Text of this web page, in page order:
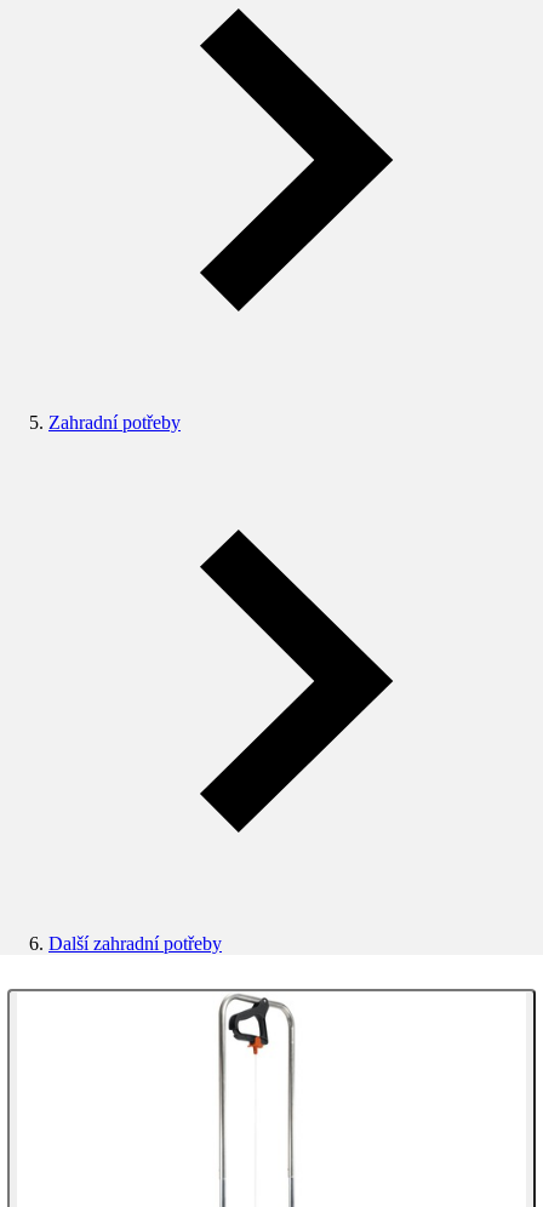
Zahradní potřeby
Další zahradní potřeby